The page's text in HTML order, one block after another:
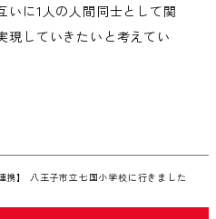
いに1人の人間同士として関
現していきたいと考えてい
携】 八王子市立七国小学校に行きました